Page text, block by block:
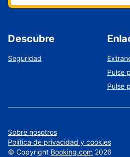
Descubre
Seguridad
Pulse
Pulse
Sobre nosotros
Política de privacidad y cookies
© Copyright Booking.com 2026